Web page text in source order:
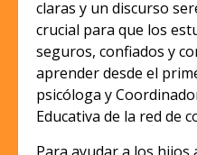
claras y un discurso
crucial para que los
seguros, confiados y
aprender desde el
psicóloga y
Educativa de la red de
Para ayudar a los hijos